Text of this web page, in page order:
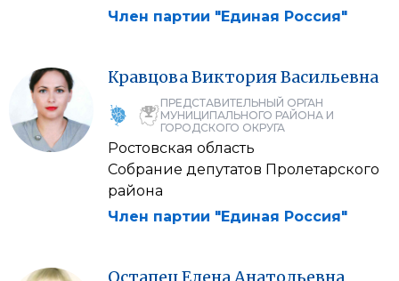
Член партии "Единая Россия"
КравцоваВикторияВасильевна
ПРЕДСТАВИТЕЛЬНЫЙ ОРГАН
МУНИЦИПАЛЬНОГО РАЙОНА И
ГОРОДСКОГО ОКРУГА
Ростовская область
Собрание депутатов Пролетарского
района
Член партии "Единая Россия"